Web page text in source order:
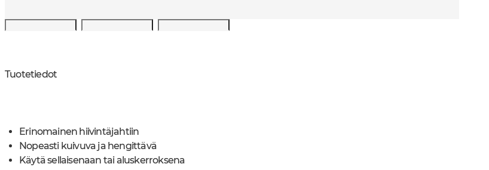
Tuotetiedot
Erinomainen hiivintäjahtiin
Nopeasti kuivuva ja hengittävä
Käytä sellaisenaan tai aluskerroksena